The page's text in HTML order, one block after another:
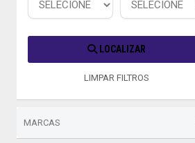
LOCALIZAR
LIMPAR FILTROS
MARCAS